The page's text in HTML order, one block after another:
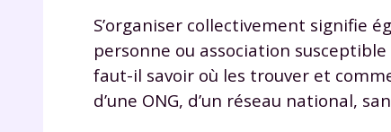
S’organiser collectivement signifie
personne ou association
faut-il savoir où les trouver et
d’une ONG, d’un réseau national,